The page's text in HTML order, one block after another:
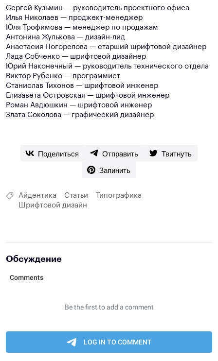
Сергей Кузьмин — руководитель проектного офиса
Илья Николаев — проджект-менеджер
Юля Трофимова — менеджер по продажам
Антонина Жулькова — дизайн-лид
Анастасия Погорелова — старший шрифтовой дизайнер
Лада Собченко — шрифтовой дизайнер
Юрий Наконечный — руководитель технического отдела
Виктор Рубенко — программист
Станислав Тихонов — шрифтовой инженер
Елизавета Островская — шрифтовой инженер
Роман Авдюшкин — шрифтовой инженер
Злата Соколова — графический дизайнер
Поделиться Отправить
Твитнуть
Запинить
Айдентика Статьи
Типографика
Шрифтовой дизайн
Обсуждение